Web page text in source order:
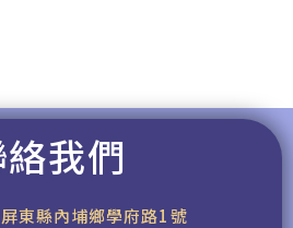
我們
東縣內埔鄉學府路1號